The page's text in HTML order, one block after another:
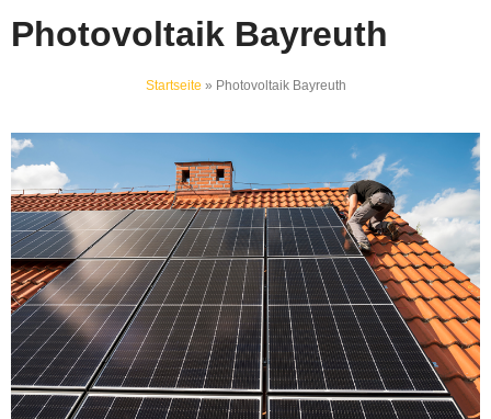
Photovoltaik Bayreuth
Startseite » Photovoltaik Bayreuth